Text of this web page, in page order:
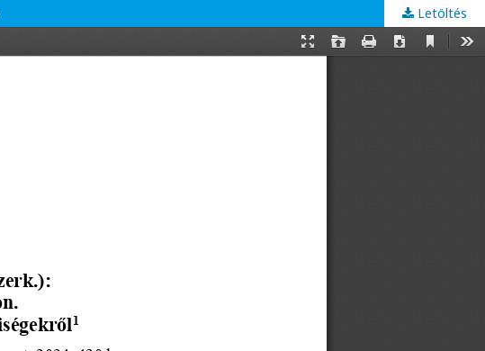
Letöltés